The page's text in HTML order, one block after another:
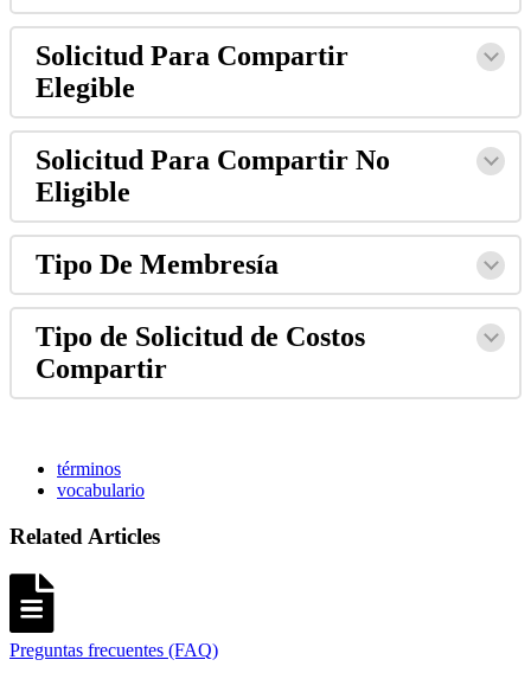
Solicitud Para Compartir
Elegible
Solicitud Para Compartir No
Eligible
Tipo De Membresía
Tipo de Solicitud de Costos
Compartir
términos
vocabulario
Related Articles
Preguntas frecuentes (FAQ)